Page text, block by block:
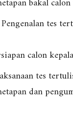
tes
calon
tes
dan